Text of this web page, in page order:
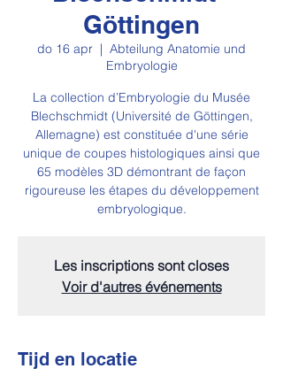
Göttingen
do 16 apr
  |
Abteilung Anatomie und
Embryologie
La collection d’Embryologie du Musée
Blechschmidt (Université de Göttingen,
Allemagne) est constituée d'une série
unique de coupes histologiques ainsi que
65 modèles 3D démontrant de façon
rigoureuse les étapes du développement
embryologique.
Les inscriptions sont closes
Voir d'autres événements
Tijd en locatie